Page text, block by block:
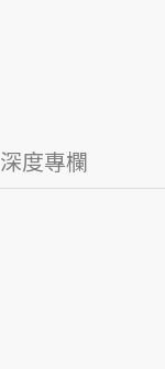
深度專欄